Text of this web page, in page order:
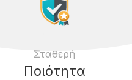
Σταθερή
Ποιότητα